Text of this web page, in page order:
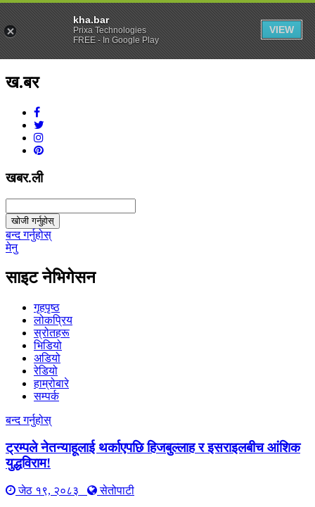
ख.बर
खबर.ली
खोजी गर्नुहोस्
बन्द गर्नुहोस्
मेनु
साइट नेभिगेसन
गृहपृष्ठ
लोकप्रिय
स्रोतहरू
भिडियो
अडियो
रेडियो
हाम्रोबारे
सम्पर्क
बन्द गर्नुहोस्
ट्रम्पले नेतन्याहूलाई थर्काएपछि हिजबुल्लाह र इसराइलबीच आंशिक
युद्धविराम!
जेठ १९, २०८३
सेतोपाटी
kha.bar
Prixa Technologies
FREE - In Google Play
VIEW